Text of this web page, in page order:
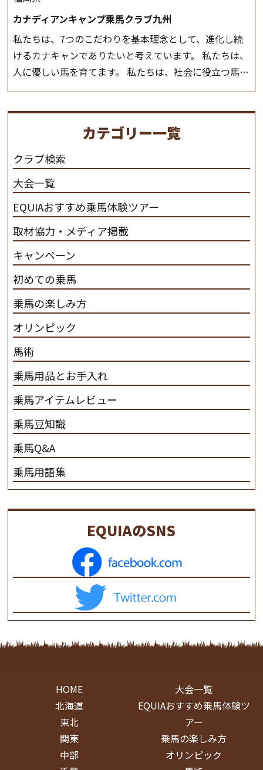
カナディアンキャンプ乗馬クラブ九州
私たちは、7つのこだわりを基本理念として、進化し続
けるカナキャンでありたいと考えています。 私たちは、
人に優しい馬を育てます。 私たちは、社会に役立つ馬を
生産します。 私たちは、馬や人々に癒しとなる環境を守
さと魅力を追求します。 私たちは、馬の品種と血統にこ
だわります。 私たちは、乗用馬の質の向上を目指し、生
産･育成･調教を一貫して行います。カナディアンキャ
ンプ乗馬クラブ九州のツアー情報はこちら
カテゴリー一覧
クラブ検索
大会一覧
EQUIAおすすめ乗馬体験ツアー
取材協力・メディア掲載
キャンペーン
初めての乗馬
乗馬の楽しみ方
オリンピック
馬術
乗馬用品とお手入れ
乗馬アイテムレビュー
乗馬豆知識
乗馬Q&A
乗馬用語集
EQUIAのSNS
HOME
北海道
東北
関東
中部
大会一覧
EQUIAおすすめ乗馬体験ツ
アー
乗馬の楽しみ方
オリンピック